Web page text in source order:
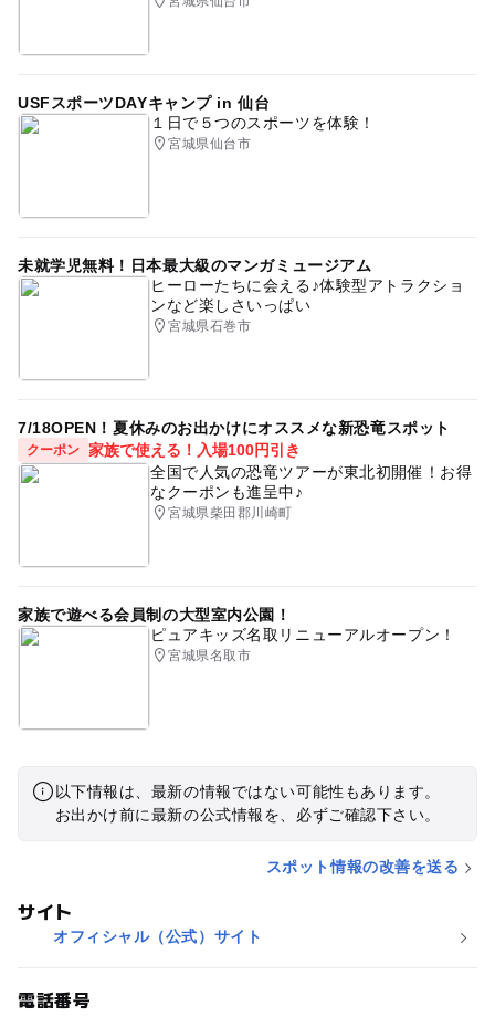
USFスポーツDAYキャンプ in 仙台
１日で５つのスポーツを体験！
宮城県仙台市
未就学児無料！日本最大級のマンガミュージアム
ヒーローたちに会える♪体験型アトラクショ
ンなど楽しさいっぱい
宮城県石巻市
7/18OPEN！夏休みのお出かけにオススメな新恐竜スポット
クーポン 家族で使える！入場100円引き
全国で人気の恐竜ツアーが東北初開催！お得
なクーポンも進呈中♪
宮城県柴田郡川崎町
家族で遊べる会員制の大型室内公園！
ピュアキッズ名取リニューアルオープン！
宮城県名取市
以下情報は、最新の情報ではない可能性もあります。
お出かけ前に最新の公式情報を、必ずご確認下さい。
スポット情報の改善を送る
サイト
オフィシャル（公式）サイト
電話番号